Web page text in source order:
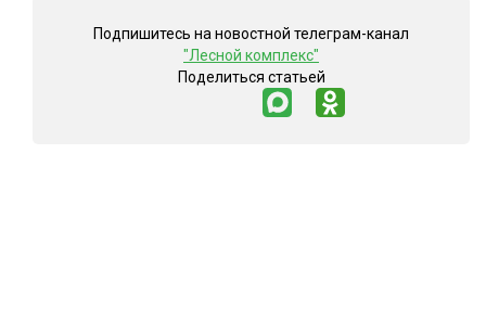
Подпишитесь на новостной телеграм-канал
"Лесной комплекс"
Поделиться статьей